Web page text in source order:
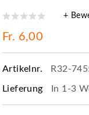
+
Fr. 6,00
Artikelnr. R32-
Lieferung In 1-3